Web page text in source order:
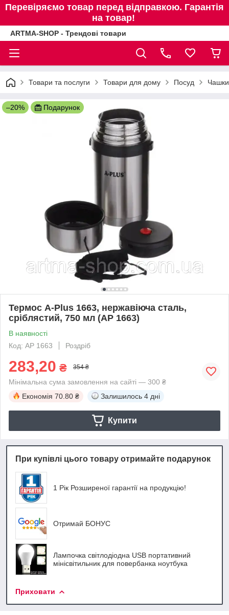
Перевіряємо товар перед відправкою. Гарантія
на товар!
ARTMA-SHOP - Трендові товари
Товари та послуги Товари для дому Посуд
–20% Подарунок
Термос A-Plus 1663, нержавіюча сталь,
сріблястий, 750 мл (AP 1663)
В наявності
Код: AP 1663
Роздріб
283,20 ₴ 354 ₴
Мінімальна сума замовлення на сайті — 300 ₴
Економія 70.80 ₴ Залишилось 4 дні
Купити
При купівлі цього товару отримайте подарунок
1 Рік Розширеної гарантії на продукцію!
Отримай БОНУС
Лампочка світлодіодна USB портативний
мінісвітильник для повербанка ноутбука
Приховати